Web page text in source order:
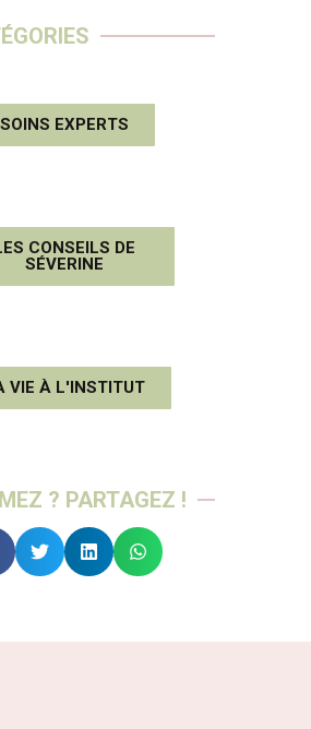
SOINS EXPERTS
CONSEILS DE
SÉVERINE
VIE À L'INSTITUT
? PARTAGEZ !